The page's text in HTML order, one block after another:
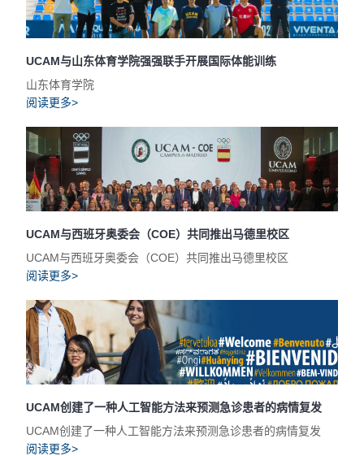
UCAM与山东体育学院强强联手开展国际体能训练
山东体育学院
阅读更多>
UCAM与西班牙奥委会（COE）共同推出马德里校区
UCAM与西班牙奥委会（COE）共同推出马德里校区
阅读更多>
UCAM创建了一种人工智能方法来预测急诊患者的病情复发
UCAM创建了一种人工智能方法来预测急诊患者的病情复发
阅读更多>